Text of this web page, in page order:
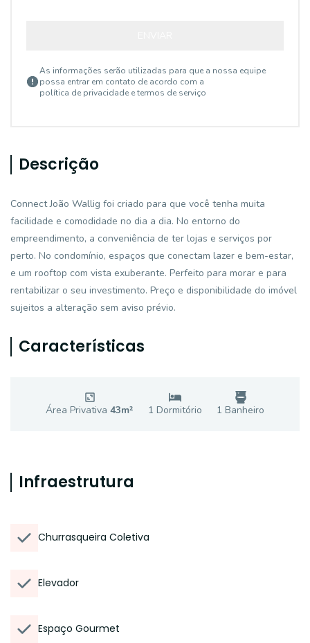
As informações serão utilizadas para que a nossa equipe
possa entrar em contato de acordo com a
política de privacidade e termos de serviço
Descrição
Connect João Wallig foi criado para que você tenha muita
facilidade e comodidade no dia a dia. No entorno do
empreendimento, a conveniência de ter lojas e serviços por
perto. No condomínio, espaços que conectam lazer e bem-estar,
e um rooftop com vista exuberante. Perfeito para morar e para
rentabilizar o seu investimento. Preço e disponibilidade do imóvel
sujeitos a alteração sem aviso prévio.
Características
Área Privativa 43m² 1 Dormitório 1 Banheiro
Infraestrutura
Churrasqueira Coletiva
Elevador
Espaço Gourmet